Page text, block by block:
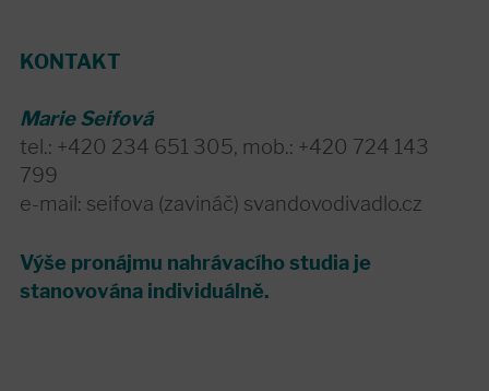
KONTAKT
Marie Seifová
tel.: +420 234 651 305, mob.: +420 724 143
799
e-mail: seifova (zavináč) svandovodivadlo.cz
Výše pronájmu nahrávacího studia je
stanovována individuálně.